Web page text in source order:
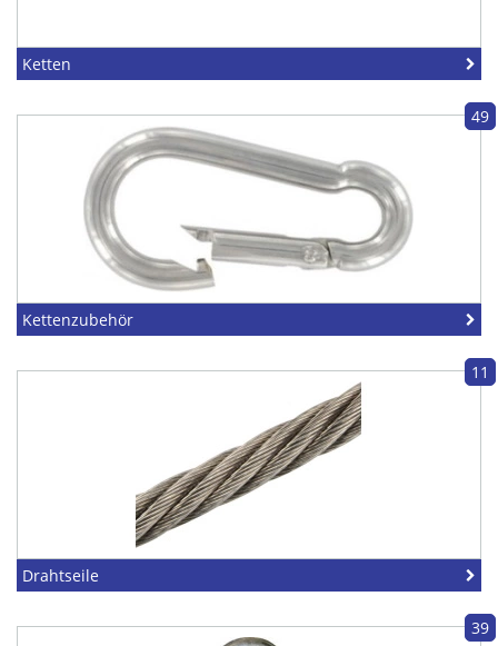
Ketten
49
Kettenzubehör
11
Drahtseile
39